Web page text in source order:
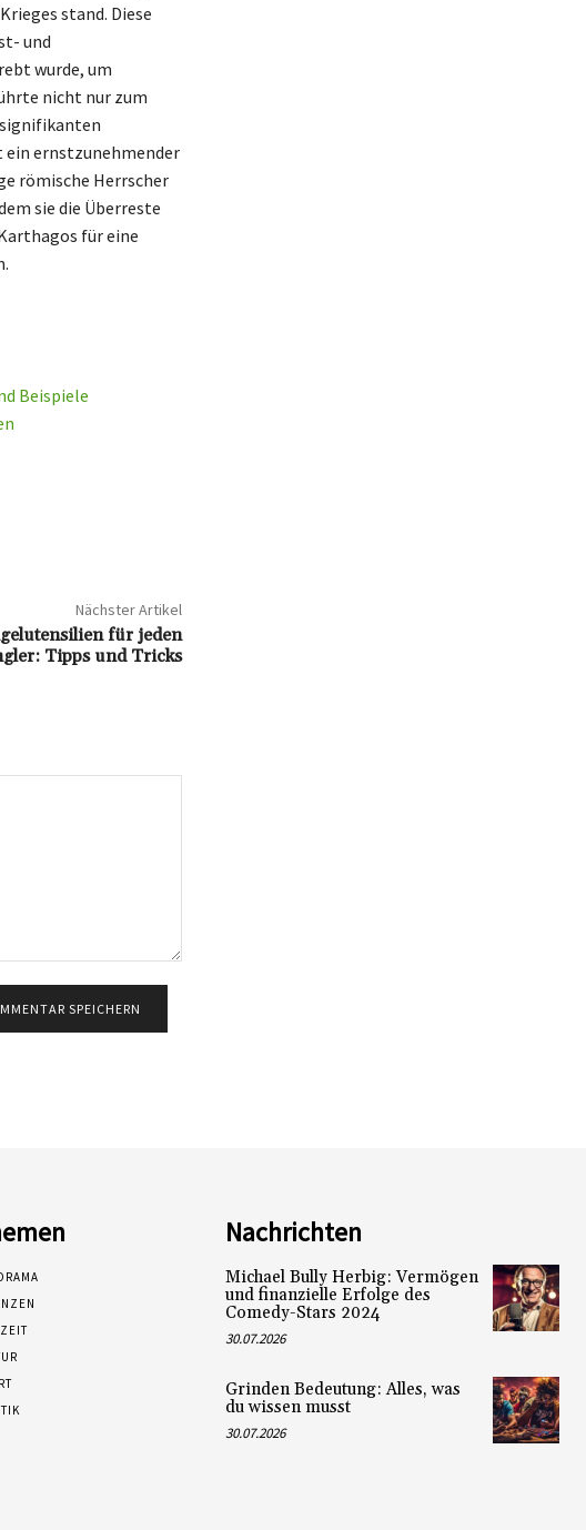
stand. Diese
und
wurde, um
nicht nur zum
ein ernstzunehmender
römische Herrscher
sie die Überreste
für eine
Beispiele
Nächster Artikel
für jeden
Tipps und Tricks
Nachrichten
Michael Bully Herbig: Vermögen
und finanzielle Erfolge des
Comedy-Stars 2024
30.07.2026
Grinden Bedeutung: Alles, was
du wissen musst
30.07.2026